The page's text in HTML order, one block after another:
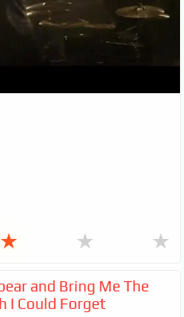
★ ★ ★
and Bring Me The
I Could Forget